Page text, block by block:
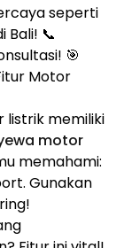
seperti
Bali! 📞
🎯
Motor
listrik memiliki
motor
memahami:
Gunakan